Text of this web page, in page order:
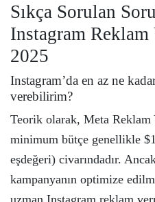
Sıkça Sorulan
Instagram Reklam
2025
Instagram’da en az ne
verebilirim?
Teorik olarak, Meta Reklam
minimum bütçe genellikle
eşdeğeri) civarındadır.
kampanyanın optimize
uzman Instagram reklam